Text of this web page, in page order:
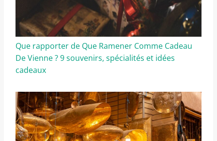
Que rapporter de Que Ramener Comme Cadeau
De Vienne ? 9 souvenirs, spécialités et idées
cadeaux